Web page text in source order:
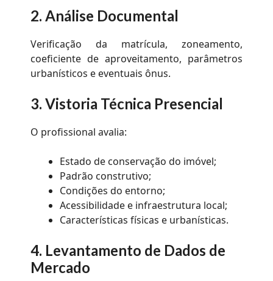
2. Análise Documental
Verificação da matrícula, zoneamento,
coeficiente de aproveitamento, parâmetros
urbanísticos e eventuais ônus.
3. Vistoria Técnica Presencial
O profissional avalia:
Estado de conservação do imóvel;
Padrão construtivo;
Condições do entorno;
Acessibilidade e infraestrutura local;
Características físicas e urbanísticas.
4. Levantamento de Dados de
Mercado